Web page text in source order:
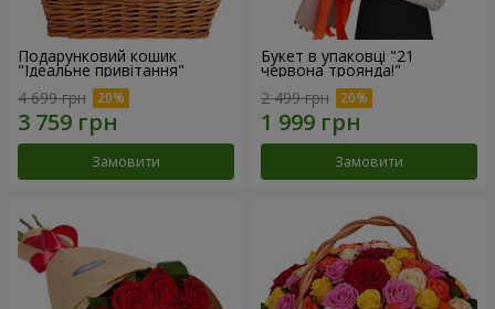
Подарунковий кошик
"Ідеальне привітання"
4 699 грн
Замовити
Букет в упаковці "21
червона троянда!"
2 499 грн
Замовити